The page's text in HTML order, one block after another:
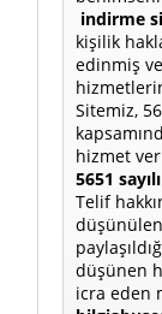
indirme
kişilik
edinmiş
Sitemiz,
hizmet
5651
Telif
düşünen
icra eden